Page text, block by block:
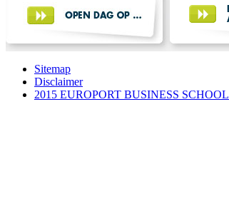
Sitemap
Disclaimer
2015 EUROPORT BUSINESS SCHOOL